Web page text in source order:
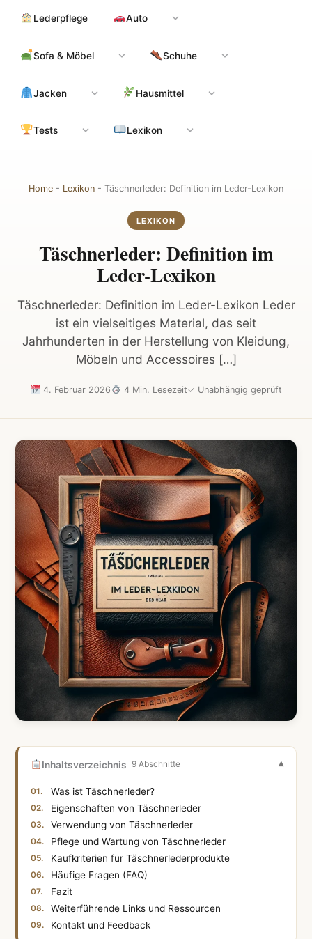
Inhalt
Lederpflege Auto
Sofa & Möbel Schuhe
Jacken Hausmittel
Tests Lexikon
Home - Lexikon - Täschnerleder: Definition im Leder-Lexikon
LEXIKON
Täschnerleder: Definition im
Leder-Lexikon
Täschnerleder: Definition im Leder-Lexikon Leder
ist ein vielseitiges Material, das seit
Jahrhunderten in der Herstellung von Kleidung,
Möbeln und Accessoires […]
4. Februar 2026 4 Min. Lesezeit✓ Unabhängig geprüft
Inhaltsverzeichnis 9 Abschnitte
Was ist Täschnerleder?
Eigenschaften von Täschnerleder
Verwendung von Täschnerleder
Pflege und Wartung von Täschnerleder
Kaufkriterien für Täschnerlederprodukte
Häufige Fragen (FAQ)
Fazit
Weiterführende Links und Ressourcen
Kontakt und Feedback